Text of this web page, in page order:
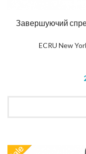
Завершуючий
ECRU New